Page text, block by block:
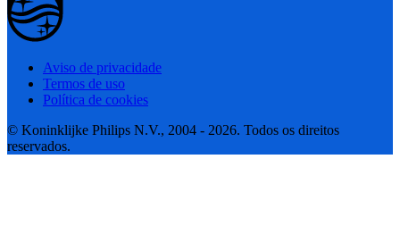
Aviso de privacidade
Termos de uso
Política de cookies
© Koninklijke Philips N.V., 2004 - 2026. Todos os direitos
reservados.